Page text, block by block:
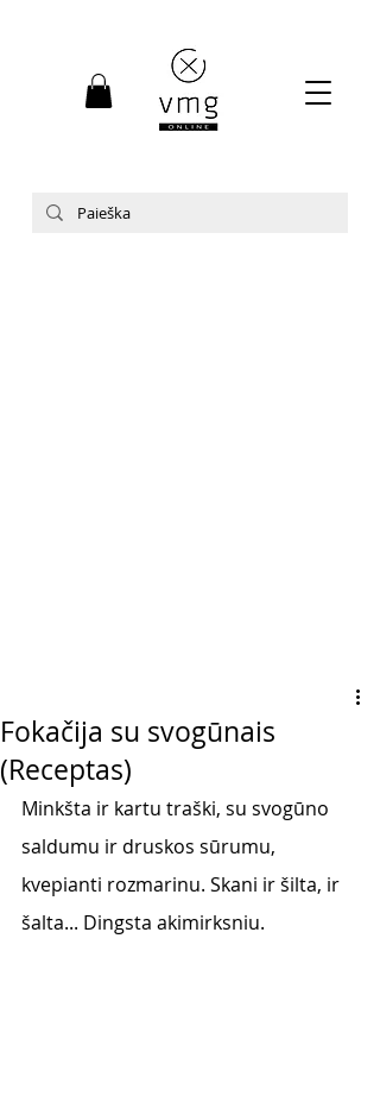
Fokačija su svogūnais
(Receptas)
Minkšta ir kartu traški, su svogūno
saldumu ir druskos sūrumu,
kvepianti rozmarinu. Skani ir šilta, ir
šalta... Dingsta akimirksniu.